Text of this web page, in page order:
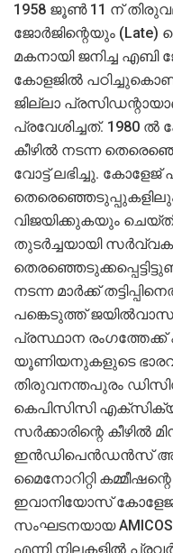
1958 ജൂൺ 11 ന്
ജോർജിന്റെയും
മകനായി ജനിച്ച
കോളജിൽ
ജില്ലാ
പ്രവേശിച്ചത്. 1980
കീഴില്‍ നടന്ന
വോട്ട് ലഭിച്ചു.
വിജയിക്കുകയും
തുടർച്ചയായി
നടന്ന മാർക്ക്
പങ്കെടുത്ത് ജയിൽവാസം
പ്രസ്ഥാന രംഗത്തേക്ക്
യൂണിയനുകളുടെ
തിരുവനന്തപുരം
കെപിസിസി
സർക്കാരിന്റെ കീഴിൽ
ഇൻഡിപെൻഡൻസ്
മൈനോറിറ്റി കമ്മീഷന്റെ
ഇവാനിയോസ് കോളേജ്
സംഘടനയായ
എന്നി നിലകളില്‍